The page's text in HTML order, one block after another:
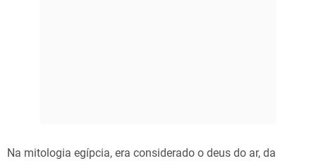
Na mitologia egípcia, era considerado o deus do ar, da